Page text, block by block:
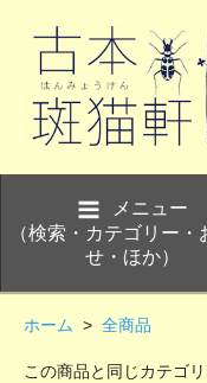
メニュー
（検索・カテゴリー・
せ・ほか）
ホーム > 全商品
この商品と同じカテゴ